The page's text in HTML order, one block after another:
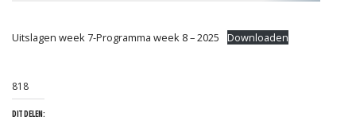
Uitslagen week 7-Programma week 8 – 2025 Downloaden
818
DIT DELEN: